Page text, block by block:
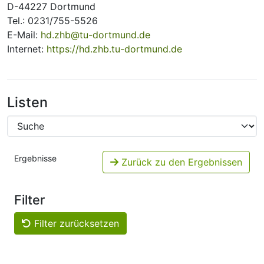
D-44227 Dortmund
Tel.: 0231/755-5526
E-Mail: hd.zhb@tu-dortmund.de
Internet: https://hd.zhb.tu-dortmund.de
Listen
Ergebnisse Zurück zu den Ergebnissen
Filter
Filter zurücksetzen